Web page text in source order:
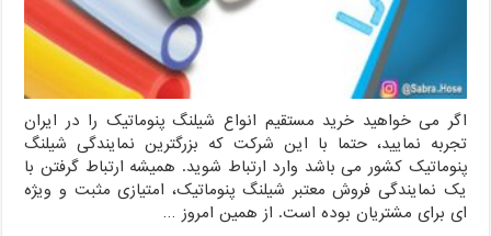
اگر می خواهید خرید مستقیم انواع شیلنگ پنوماتیک را در ایران
تجربه نمایید، حتما با این شرکت که بزرگترین نمایندگی شیلنگ
پنوماتیک کشور می باشد وارد ارتباط شوید. همیشه ارتباط گرفتن با
یک نمایندگی فروش معتبر شیلنگ پنوماتیک، امتیازی مثبت و ویژه
ای برای مشتریان بوده است. از همین امروز …